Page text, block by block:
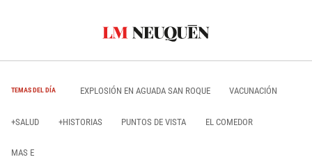
TEMAS DEL DÍA EXPLOSIÓN EN AGUADA SAN ROQUE VACUNACIÓN
+SALUD +HISTORIAS PUNTOS DE VISTA EL COMEDOR
MAS E